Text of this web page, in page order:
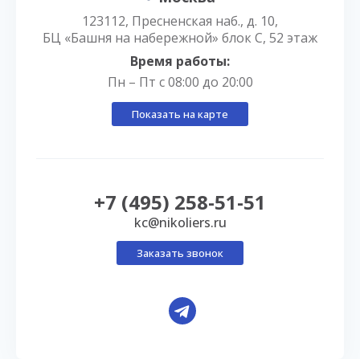
123112, Пресненская наб., д. 10,
БЦ «Башня на набережной» блок С, 52 этаж
Время работы:
Пн – Пт с 08:00 до 20:00
Показать на карте
+7 (495) 258-51-51
kc@nikoliers.ru
Заказать звонок